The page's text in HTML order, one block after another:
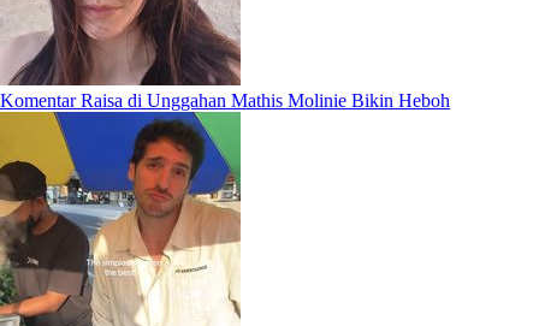
Komentar Raisa di Unggahan Mathis Molinie Bikin Heboh